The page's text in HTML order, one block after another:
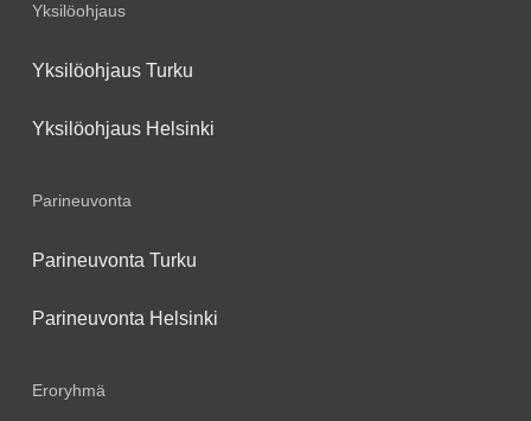
Yksilöohjaus
Yksilöohjaus Turku
Yksilöohjaus Helsinki
Parineuvonta
Parineuvonta Turku
Parineuvonta Helsinki
Eroryhmä